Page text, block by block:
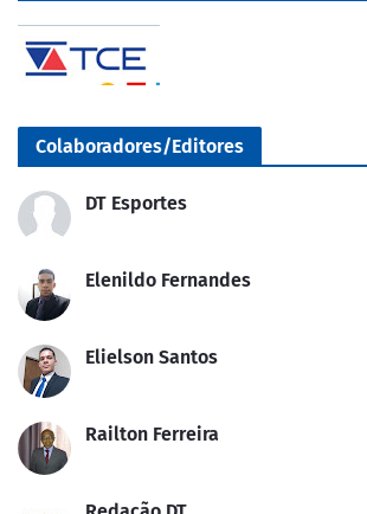
Colaboradores/Editores
DT Esportes
Elenildo Fernandes
Elielson Santos
Railton Ferreira